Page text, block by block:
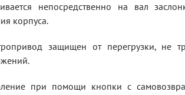
непосредственно на вал
корпуса.
защищен от перегрузки, не
при помощи кнопки с